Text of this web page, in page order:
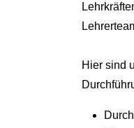
Hier sind